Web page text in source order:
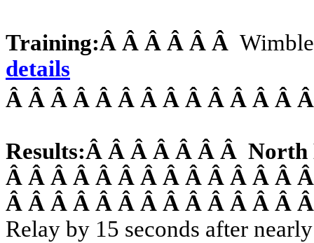
Training:Â Â Â Â Â Â
details
Â Â Â Â Â Â Â Â Â Â Â Â Â
Results:Â Â Â Â Â Â Â North
Â Â Â Â Â Â Â Â Â Â Â Â Â
Â Â Â Â Â Â Â Â Â Â Â Â Â
Relay by 15 seconds after